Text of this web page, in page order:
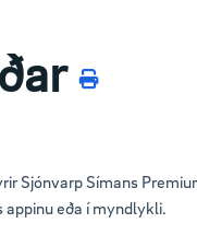
Sjónvarp Símans
eða í myndlykli.